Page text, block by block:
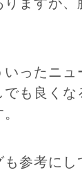
ったニュ
でも良くな
も参考に